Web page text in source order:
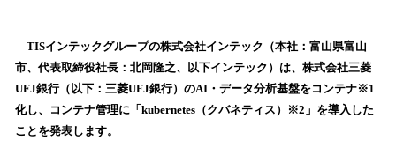
！
数
を
読
込
TISインテックグループの株式会社インテック（本社：富山県富山
市、代表取締役社長：北岡隆之、以下インテック）は、株式会社三菱
UFJ銀行（以下：三菱UFJ銀行）のAI・データ分析基盤をコンテナ※1
化し、コンテナ管理に「kubernetes（クバネティス）※2」を導入した
ことを発表します。